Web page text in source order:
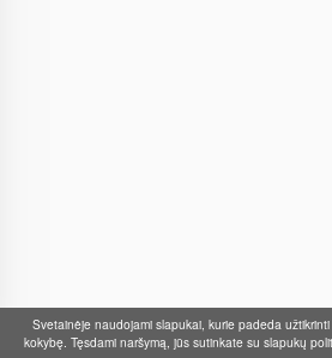
Svetainėje naudojami slapukai, kurie padeda
kokybę. Tęsdami naršymą, jūs sutinkate su slapukų